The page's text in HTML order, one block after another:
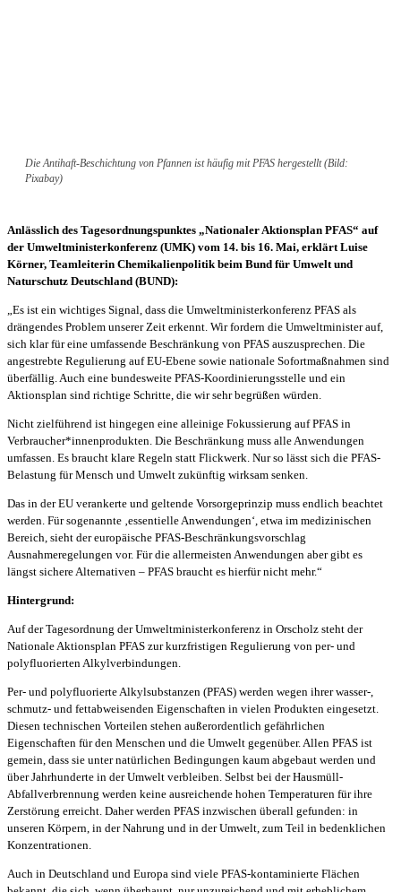
Die Antihaft-Beschichtung von Pfannen ist häufig mit PFAS hergestellt (Bild:
Pixabay)
Anlässlich des Tagesordnungspunktes „Nationaler Aktionsplan PFAS“ auf
der Umweltministerkonferenz (UMK) vom 14. bis 16. Mai, erklärt Luise
Körner, Teamleiterin Chemikalienpolitik beim Bund für Umwelt und
Naturschutz Deutschland (BUND):
„Es ist ein wichtiges Signal, dass die Umweltministerkonferenz PFAS als
drängendes Problem unserer Zeit erkennt. Wir fordern die Umweltminister auf,
sich klar für eine umfassende Beschränkung von PFAS auszusprechen. Die
angestrebte Regulierung auf EU-Ebene sowie nationale Sofortmaßnahmen sind
überfällig. Auch eine bundesweite PFAS-Koordinierungsstelle und ein
Aktionsplan sind richtige Schritte, die wir sehr begrüßen würden.
Nicht zielführend ist hingegen eine alleinige Fokussierung auf PFAS in
Verbraucher*innenprodukten. Die Beschränkung muss alle Anwendungen
umfassen. Es braucht klare Regeln statt Flickwerk. Nur so lässt sich die PFAS-
Belastung für Mensch und Umwelt zukünftig wirksam senken.
Das in der EU verankerte und geltende Vorsorgeprinzip muss endlich beachtet
werden. Für sogenannte ‚essentielle Anwendungen‘, etwa im medizinischen
Bereich, sieht der europäische PFAS-Beschränkungsvorschlag
Ausnahmeregelungen vor. Für die allermeisten Anwendungen aber gibt es
längst sichere Alternativen – PFAS braucht es hierfür nicht mehr.“
Hintergrund:
Auf der Tagesordnung der Umweltministerkonferenz in Orscholz steht der
Nationale Aktionsplan PFAS zur kurzfristigen Regulierung von per- und
polyfluorierten Alkylverbindungen.
Per- und polyfluorierte Alkylsubstanzen (PFAS) werden wegen ihrer wasser-,
schmutz- und fettabweisenden Eigenschaften in vielen Produkten eingesetzt.
Diesen technischen Vorteilen stehen außerordentlich gefährlichen
Eigenschaften für den Menschen und die Umwelt gegenüber. Allen PFAS ist
gemein, dass sie unter natürlichen Bedingungen kaum abgebaut werden und
über Jahrhunderte in der Umwelt verbleiben. Selbst bei der Hausmüll-
Abfallverbrennung werden keine ausreichende hohen Temperaturen für ihre
Zerstörung erreicht. Daher werden PFAS inzwischen überall gefunden: in
unseren Körpern, in der Nahrung und in der Umwelt, zum Teil in bedenklichen
Konzentrationen.
Auch in Deutschland und Europa sind viele PFAS-kontaminierte Flächen